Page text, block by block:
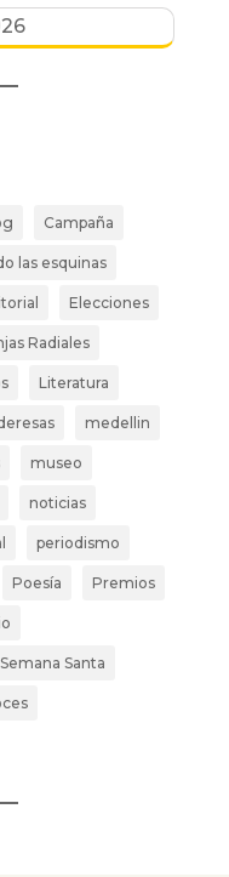
Campaña
las esquinas
Elecciones
Radiales
Literatura
medellin
museo
noticias
periodismo
Poesía Premios
Semana Santa